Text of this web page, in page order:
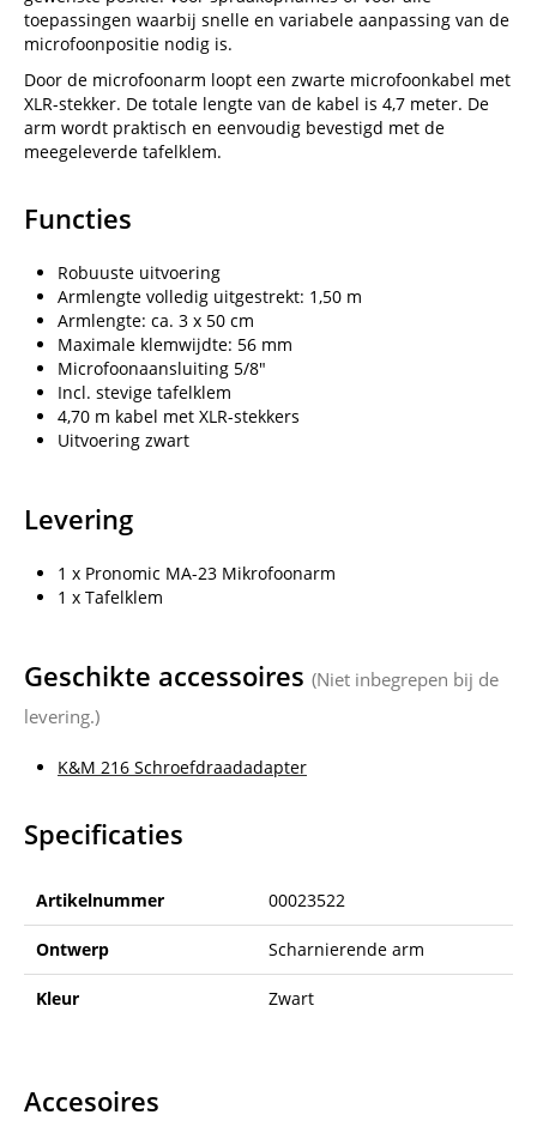
toepassingen waarbij snelle en variabele aanpassing van de
microfoonpositie nodig is.
Door de microfoonarm loopt een zwarte microfoonkabel met
XLR-stekker. De totale lengte van de kabel is 4,7 meter. De
arm wordt praktisch en eenvoudig bevestigd met de
meegeleverde tafelklem.
Functies
Robuuste uitvoering
Armlengte volledig uitgestrekt: 1,50 m
Armlengte: ca. 3 x 50 cm
Maximale klemwijdte: 56 mm
Microfoonaansluiting 5/8"
Incl. stevige tafelklem
4,70 m kabel met XLR-stekkers
Uitvoering zwart
Levering
1 x Pronomic MA-23 Mikrofoonarm
1 x Tafelklem
Geschikte accessoires (Niet inbegrepen bij de
levering.)
K&M 216 Schroefdraadadapter
Specificaties
Artikelnummer 00023522
Ontwerp Scharnierende arm
Kleur Zwart
Accesoires